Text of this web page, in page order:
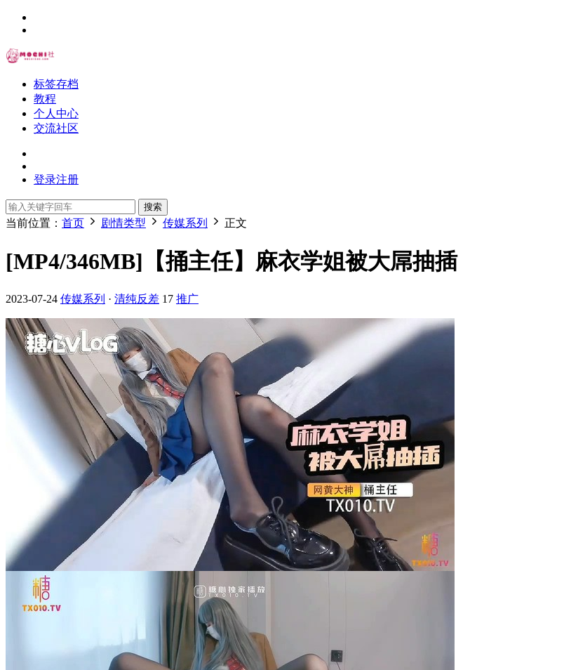
标签存档
教程
个人中心
交流社区
登录注册
搜索
当前位置： 首页 剧情类型 传媒系列 正文
[MP4/346MB]【捅主任】麻衣学姐被大屌抽插
2023-07-24 传媒系列 · 清纯反差 17 推广